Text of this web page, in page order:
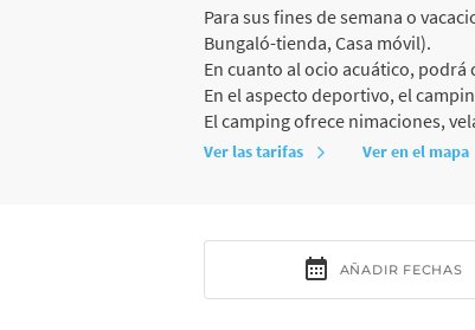
Para sus fines de semana o
Bungaló-tienda, Casa móvil).
En cuanto al ocio acuático,
En el aspecto deportivo, el
El camping ofrece nimaciones,
Ver las tarifas Ver en el mapa